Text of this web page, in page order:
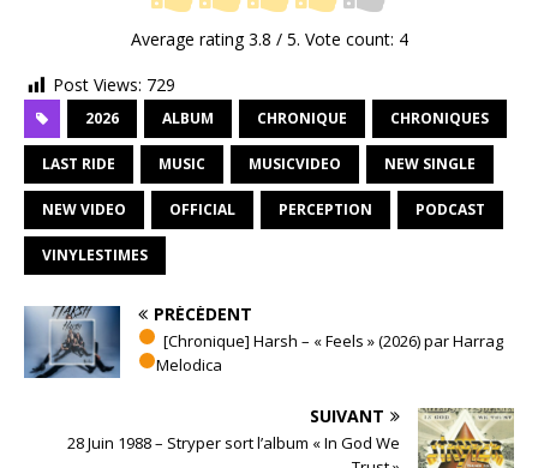
Average rating3.8 / 5. Vote count: 4
Post Views: 729
2026 ALBUM CHRONIQUE CHRONIQUES
LAST RIDE MUSIC MUSICVIDEO NEW SINGLE
NEW VIDEO OFFICIAL PERCEPTION PODCAST
VINYLESTIMES
PRÉCÉDENT
[Chronique] Harsh – « Feels » (2026) par Harrag
Melodica
SUIVANT
28 Juin 1988 – Stryper sort l’album « In God We